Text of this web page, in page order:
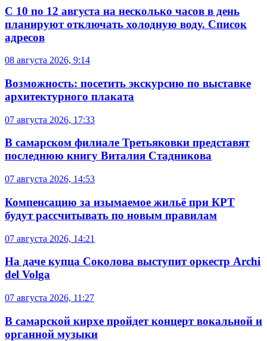
С 10 по 12 августа на несколько часов в день
планируют отключать холодную воду. Список
адресов
08 августа 2026, 9:14
Возможность: посетить экскурсию по выставке
архитектурного плаката
07 августа 2026, 17:33
В самарском филиале Третьяковки представят
последнюю книгу Виталия Стадникова
07 августа 2026, 14:53
Компенсацию за изымаемое жильё при КРТ
будут рассчитывать по новым правилам
07 августа 2026, 14:21
На даче купца Соколова выступит оркестр Archi
del Volga
07 августа 2026, 11:27
В самарской кирхе пройдет концерт вокальной и
органной музыки